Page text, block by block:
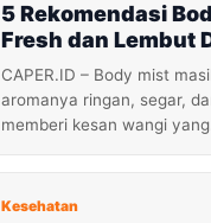
5 Rekomendasi
Fresh dan Lembut
CAPER.ID – Body mist
aromanya ringan, segar,
memberi kesan wangi
Kesehatan